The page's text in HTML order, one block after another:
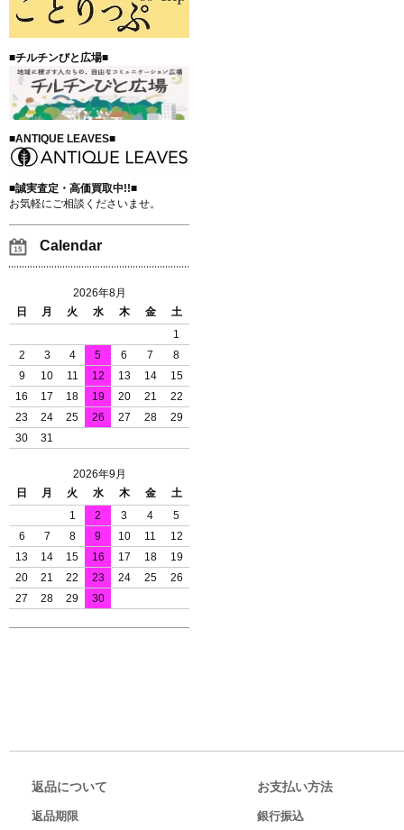
■チルチンびと広場■
■ANTIQUE LEAVES■
■誠実査定・高価買取中!!■
お気軽にご相談くださいませ。
Calendar
2026年8月
日
月 火 水 木 金
土
1
2
3 4 5 6 7
8
9
10 11 12 13 14
15
16
17 18 19 20 21
22
23
24 25 26 27 28
29
30
31
2026年9月
日
月 火 水 木 金
土
1
2 3 4
5
6
7 8 9 10 11
12
13
14 15 16 17 18
19
20
21 22 23 24 25
26
27
28 29 30
返品について
返品期限
お支払い方法
銀行振込